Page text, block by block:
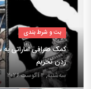
بت و شرط بندی
کمک صرافی اماراتی
زدن تحریم
سه‌شنبه, ۴ آگوست ۲۰۲۶